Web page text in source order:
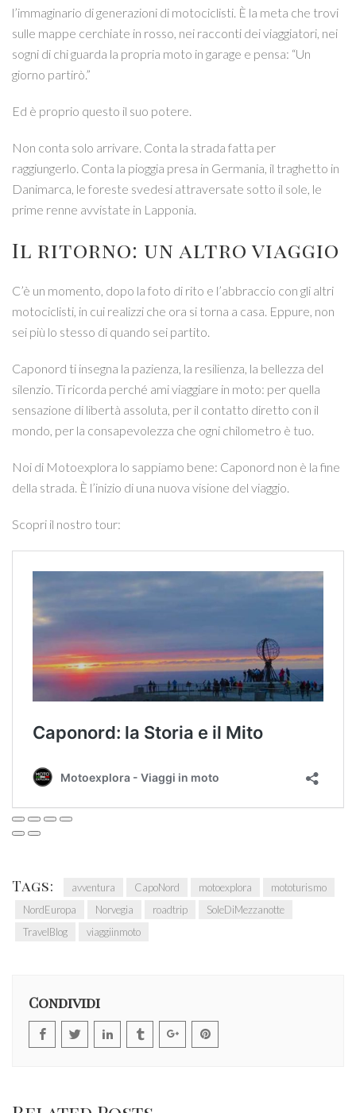
l’immaginario di generazioni di motociclisti. È la meta che trovi
sulle mappe cerchiate in rosso, nei racconti dei viaggiatori, nei
sogni di chi guarda la propria moto in garage e pensa: “Un
giorno partirò.”
Ed è proprio questo il suo potere.
Non conta solo arrivare. Conta la strada fatta per
raggiungerlo. Conta la pioggia presa in Germania, il traghetto in
Danimarca, le foreste svedesi attraversate sotto il sole, le
prime renne avvistate in Lapponia.
Il ritorno: un altro viaggio
C’è un momento, dopo la foto di rito e l’abbraccio con gli altri
motociclisti, in cui realizzi che ora si torna a casa. Eppure, non
sei più lo stesso di quando sei partito.
Caponord ti insegna la pazienza, la resilienza, la bellezza del
silenzio. Ti ricorda perché ami viaggiare in moto: per quella
sensazione di libertà assoluta, per il contatto diretto con il
mondo, per la consapevolezza che ogni chilometro è tuo.
Noi di Motoexplora lo sappiamo bene: Caponord non è la fine
della strada. È l’inizio di una nuova visione del viaggio.
Scopri il nostro tour:
Tags: avventura CapoNord motoexplora
mototurismo
NordEuropa
Norvegia roadtrip
SoleDiMezzanotte
TravelBlog
viaggiinmoto
Condividi